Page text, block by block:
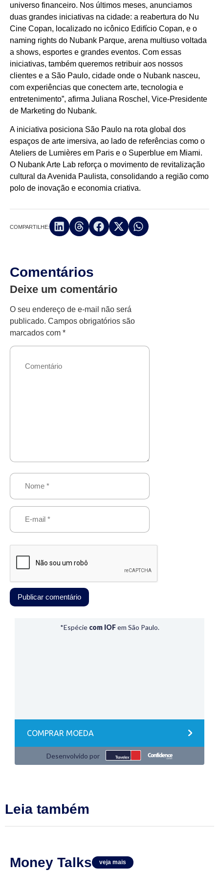
universo financeiro. Nos últimos meses, anunciamos
duas grandes iniciativas na cidade: a reabertura do Nu
Cine Copan, localizado no icônico Edifício Copan, e o
naming rights do Nubank Parque, arena multiuso voltada
a shows, esportes e grandes eventos. Com essas
iniciativas, também queremos retribuir aos nossos
clientes e a São Paulo, cidade onde o Nubank nasceu,
com experiências que conectem arte, tecnologia e
entretenimento”, afirma Juliana Roschel, Vice-Presidente
de Marketing do Nubank.
A iniciativa posiciona São Paulo na rota global dos
espaços de arte imersiva, ao lado de referências como o
Ateliers de Lumières em Paris e o Superblue em Miami.
O Nubank Arte Lab reforça o movimento de revitalização
cultural da Avenida Paulista, consolidando a região como
polo de inovação e economia criativa.
COMPARTILHE:
Comentários
Deixe um comentário
O seu endereço de e-mail não será
publicado. Campos obrigatórios são
marcados com *
Leia também
Money Talks veja mais